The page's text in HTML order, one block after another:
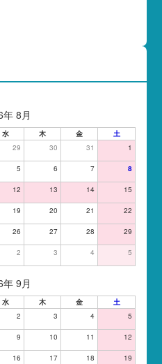
8月
水 木 金
土
29 30 31 1
5 6 7 8
12 13 14 15
19 20 21 22
26 27 28 29
2 3 4 5
9月
水 木 金
土
2 3 4 5
9 10 11 12
16 17 18 19